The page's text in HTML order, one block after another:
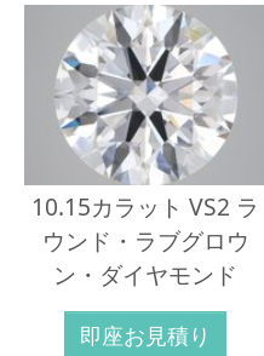
10.15カラット VS2 ラ
ウンド・ラブグロウ
ン・ダイヤモンド
即座お見積り